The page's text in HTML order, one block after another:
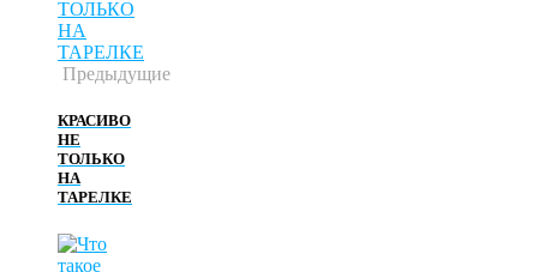
Предыдущие
КРАСИВО
НЕ
ТОЛЬКО
НА
ТАРЕЛКЕ